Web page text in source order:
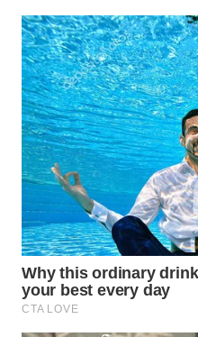
WN
SUMEDANG
WN
CIANJUR
WN
KEPULAUAN
SERIBU
WN
TANGERANG
WN
BINJAI